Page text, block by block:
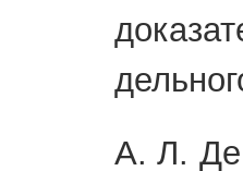
А. Л.